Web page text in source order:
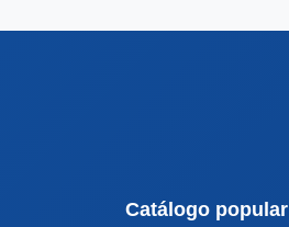
Catálogo popular